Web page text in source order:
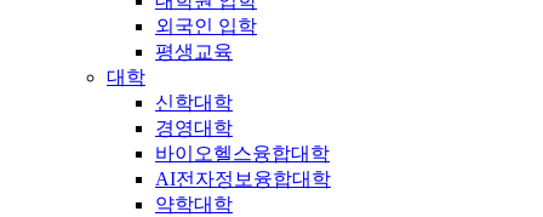
외국인 입학
평생교육
대학
신학대학
경영대학
바이오헬스융합대학
AI전자정보융합대학
약학대학